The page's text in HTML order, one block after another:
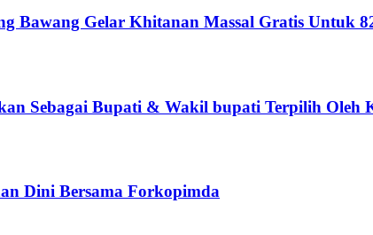
Bawang Gelar Khitanan Massal Gratis Untuk
Sebagai Bupati & Wakil bupati Terpilih Oleh
Dini Bersama Forkopimda